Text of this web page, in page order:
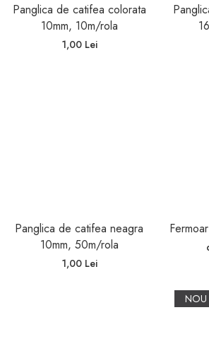
Panglica de catifea colorata
10mm, 10m/rola
1,00 Lei
Panglica de catifea neagra
10mm, 50m/rola
1,00 Lei
NOU